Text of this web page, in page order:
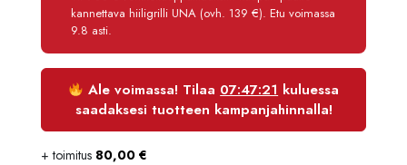
Maksettava yhteensä
kannettava hiiligrilli UNA (ovh. 139 €). Etu voimassa
9.8 asti.
Ale voimassa! Tilaa 07:47:21 kuluessa
saadaksesi tuotteen kampanjahinnalla!
+ toimitus 80,00 €